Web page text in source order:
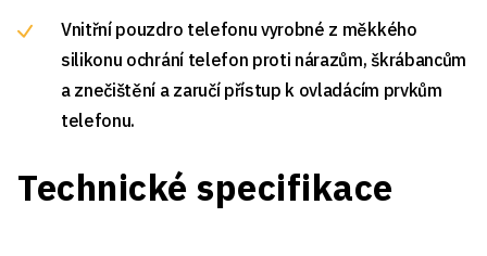
Vnitřní pouzdro telefonu vyrobné z měkkého
silikonu ochrání telefon proti nárazům, škrábancům
a znečištění a zaručí přístup k ovladácím prvkům
telefonu.
Technické specifikace